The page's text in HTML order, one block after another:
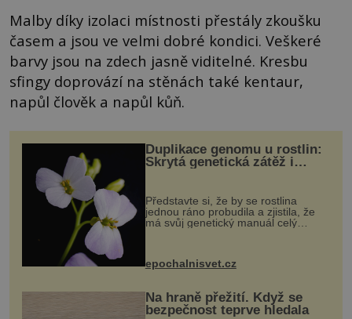
Malby díky izolaci místnosti přestály zkoušku
časem a jsou ve velmi dobré kondici. Veškeré
barvy jsou na zdech jasně viditelné. Kresbu
sfingy doprovází na stěnách také kentaur,
napůl člověk a napůl kůň.
Duplikace genomu u rostlin:
Skrytá genetická zátěž i
Představte si, že by se rostlina
jednou ráno probudila a zjistila, že
má svůj genetický manuál celý
vstupenka...
epochalnisvet.cz
Na hraně přežití. Když se
bezpečnost teprve hledala